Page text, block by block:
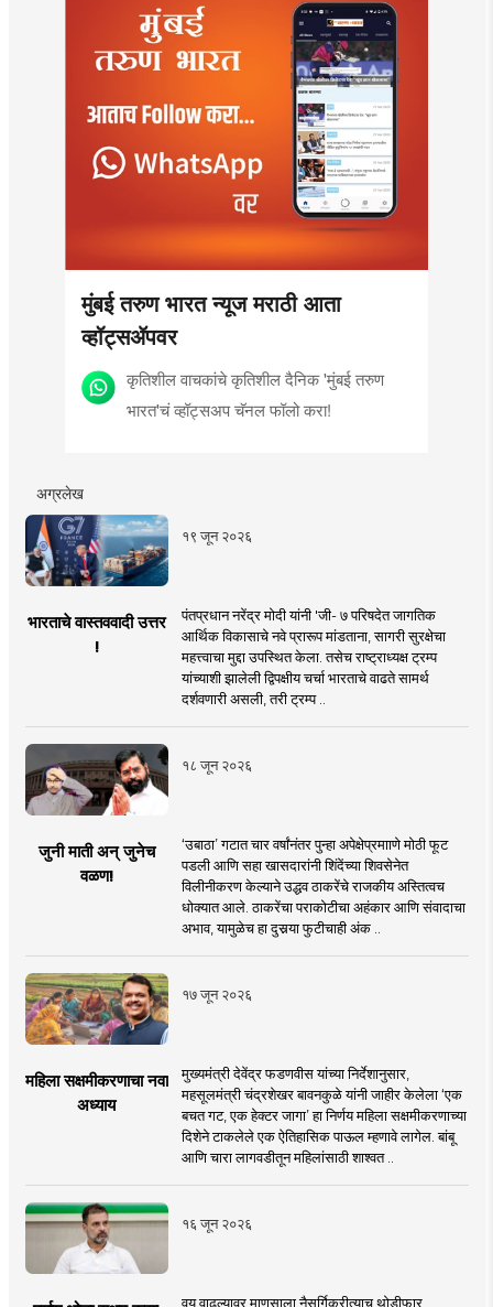
मुंबई तरुण भारत न्यूज मराठी आता
व्हॉट्सॲपवर
कृतिशील वाचकांचे कृतिशील दैनिक 'मुंबई तरुण
भारत'चं व्हॉट्सअप चॅनल फॉलो करा!
अग्रलेख
१९ जून २०२६
भारताचे वास्तववादी उत्तर
!
पंतप्रधान नरेंद्र मोदी यांनी 'जी- ७ परिषदेत जागतिक
आर्थिक विकासाचे नवे प्रारूप मांडताना, सागरी सुरक्षेचा
महत्त्वाचा मुद्दा उपस्थित केला. तसेच राष्ट्राध्यक्ष ट्रम्प
यांच्याशी झालेली द्विपक्षीय चर्चा भारताचे वाढते सामर्थ
दर्शवणारी असली, तरी ट्रम्प ..
१८ जून २०२६
जुनी माती अन् जुनेच
वळण!
‘उबाठा’ गटात चार वर्षांनंतर पुन्हा अपेक्षेप्रमााणे मोठी फूट
पडली आणि सहा खासदारांनी शिंदेंच्या शिवसेनेत
विलीनीकरण केल्याने उद्धव ठाकरेंचे राजकीय अस्तित्वच
धोक्यात आले. ठाकरेंचा पराकोटीचा अहंकार आणि संवादाचा
अभाव, यामुळेच हा दुसर्‍या फुटीचाही अंक ..
१७ जून २०२६
महिला सक्षमीकरणाचा नवा
अध्याय
मुख्यमंत्री देवेंद्र फडणवीस यांच्या निर्देशानुसार,
महसूलमंत्री चंद्रशेखर बावनकुळे यांनी जाहीर केलेला ‘एक
बचत गट, एक हेक्टर जागा’ हा निर्णय महिला सक्षमीकरणाच्या
दिशेने टाकलेले एक ऐतिहासिक पाऊल म्हणावे लागेल. बांबू
आणि चारा लागवडीतून महिलांसाठी शाश्वत ..
१६ जून २०२६
वय वाढल्यावर माणसाला नैसर्गिकरीत्याच थोडीफार